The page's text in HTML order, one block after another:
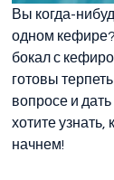
Вы когда-
одном кефире?
бокал с
готовы
вопросе и
хотите
начнем!